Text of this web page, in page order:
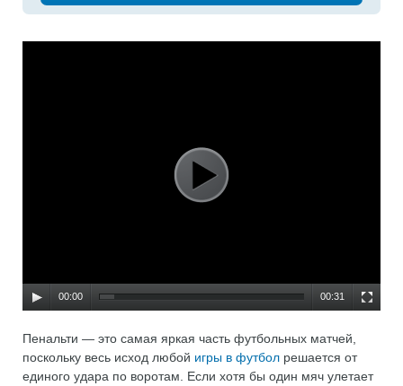
00:00 00:31
Пенальти — это самая яркая часть футбольных матчей,
поскольку весь исход любой игры в футбол решается от
единого удара по воротам. Если хотя бы один мяч улетает